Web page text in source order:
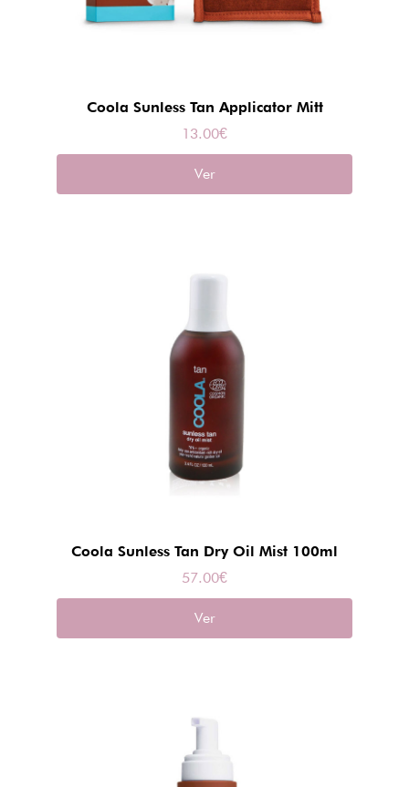
Coola Sunless Tan Applicator Mitt
13.00€
Ver
Coola Sunless Tan Dry Oil Mist 100ml
57.00€
Ver